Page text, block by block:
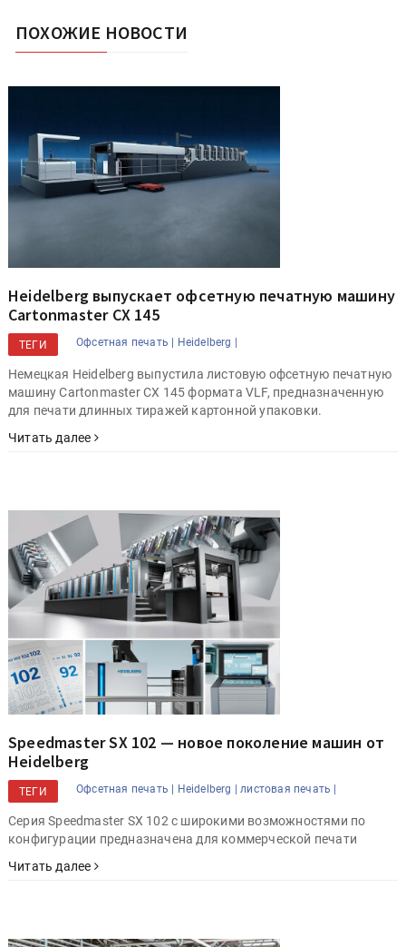
ПОХОЖИЕ НОВОСТИ
Heidelberg выпускает офсетную печатную машину
Cartonmaster CX 145
ТЕГИ Офсетная печать | Heidelberg |
Немецкая Heidelberg выпустила листовую офсетную печатную
машину Cartonmaster CX 145 формата VLF, предназначенную
для печати длинных тиражей картонной упаковки.
Читать далее
Speedmaster SX 102 — новое поколение машин от
Heidelberg
ТЕГИ Офсетная печать | Heidelberg | листовая печать |
Серия Speedmaster SX 102 с широкими возможностями по
конфигурации предназначена для коммерческой печати
Читать далее